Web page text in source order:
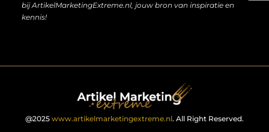
bij ArtikelMarketingExtreme.nl, jouw bron van inspiratie en
kennis!
@2025 www.artikelmarketingextreme.nl. All Right Reserved.